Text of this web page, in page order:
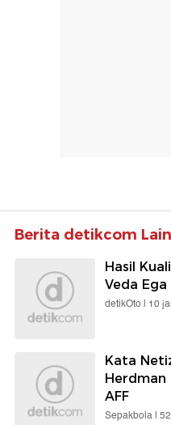
Berita detikcom
Hasil
Veda
detikOto | 10
Kata
Herdman
AFF
Sepakbola |